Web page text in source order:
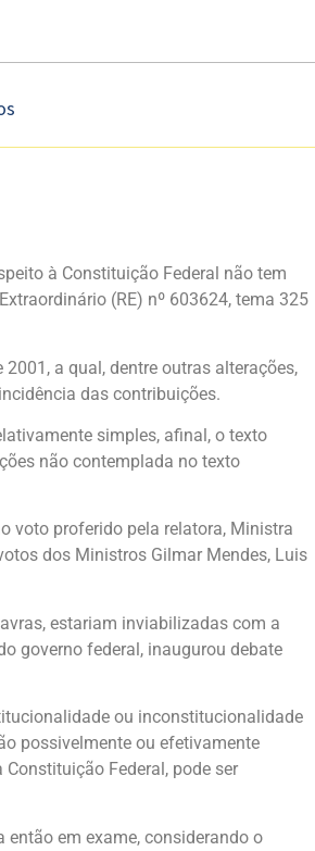
à Constituição Federal não tem
(RE) nº 603624, tema 325
a qual, dentre outras alterações,
das contribuições.
simples, afinal, o texto
não contemplada no texto
voto proferido pela relatora, Ministra
dos Ministros Gilmar Mendes, Luis
estariam inviabilizadas com a
governo federal, inaugurou debate
ou inconstitucionalidade
possivelmente ou efetivamente
Federal, pode ser
em exame, considerando o